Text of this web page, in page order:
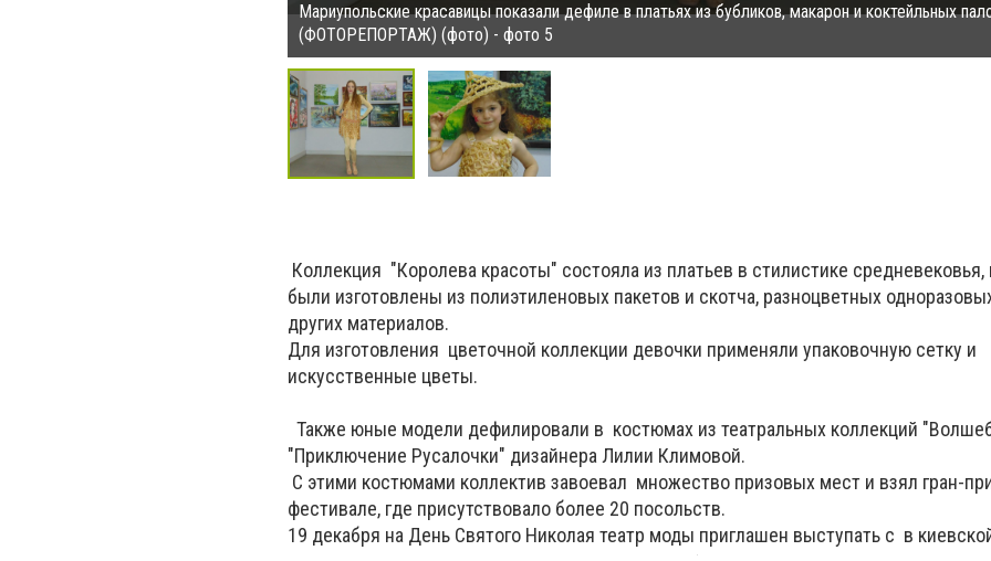
Мариупольские красавицы показали дефиле в платьях из бубликов, макарон и коктейльных
(ФОТОРЕПОРТАЖ) (фото) - фото 5
Коллекция "Королева красоты" состояла из платьев в стилистике средневековья,
были изготовлены из полиэтиленовых пакетов и скотча, разноцветных
других материалов.
Для изготовления цветочной коллекции девочки применяли упаковочную сетку и
искусственные цветы.
Также юные модели дефилировали в костюмах из театральных коллекций
"Приключение Русалочки" дизайнера Лилии Климовой.
С этими костюмами коллектив завоевал множество призовых мест и взял гран-
фестивале, где присутствовало более 20 посольств.
19 декабря на День Святого Николая театр моды приглашен выступать с в